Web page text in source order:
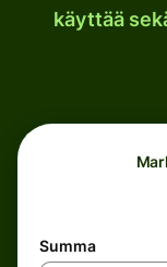
käyttää
Summa